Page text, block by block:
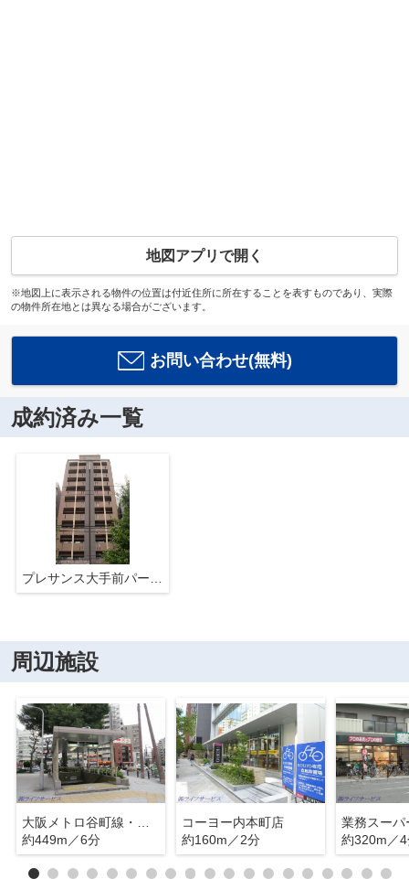
地図アプリで開く
※地図上に表示される物件の位置は付近住所に所在することを表すものであり、実際
の物件所在地とは異なる場合がございます。
お問い合わせ(無料)
成約済み一覧
周辺施設
約449m／6分
コーヨー内本町店
約160m／2分
約320m／